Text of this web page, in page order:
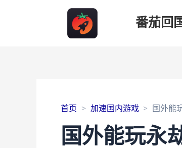
番茄回
首页 加速国内游戏 国外能
国外能玩永